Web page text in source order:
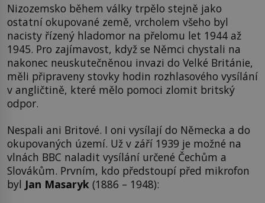
Nizozemsko během války trpělo stejně jako
ostatní okupované země, vrcholem všeho byl
nacisty řízený hladomor na přelomu let 1944 až
1945. Pro zajímavost, když se Němci chystali na
nakonec neuskutečněnou invazi do Velké Británie,
měli připraveny stovky hodin rozhlasového vysílání
v angličtině, které mělo pomoci zlomit britský
odpor.
Nespali ani Britové. I oni vysílají do Německa a do
okupovaných území. Už v září 1939 je možné na
vlnách BBC naladit vysílání určené Čechům a
Slovákům. Prvním, kdo předstoupí před mikrofon
byl Jan Masaryk (1886 – 1948):